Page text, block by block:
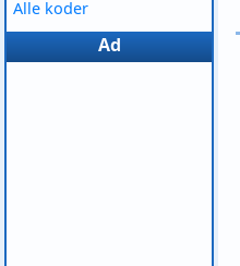
Alle koder
Ad